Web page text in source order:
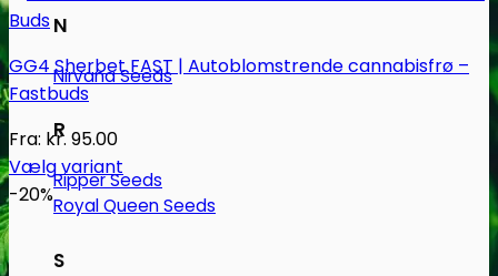
N
Nirvana Seeds
R
Ripper Seeds
Royal Queen Seeds
S
GG4 Sherbet FAST | Autoblomstrende cannabisfrø –
Fastbuds
Fra: kr. 95.00
Vælg variant
Dette
vare
har
-20%